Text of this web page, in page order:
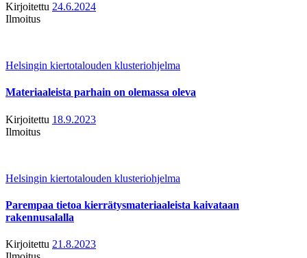
Kirjoitettu 24.6.2024
Ilmoitus
Helsingin kiertotalouden klusteriohjelma
Materiaaleista parhain on olemassa oleva
Kirjoitettu 18.9.2023
Ilmoitus
Helsingin kiertotalouden klusteriohjelma
Parempaa tietoa kierrätysmateriaaleista kaivataan
rakennusalalla
Kirjoitettu 21.8.2023